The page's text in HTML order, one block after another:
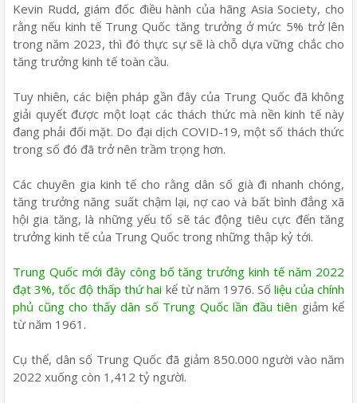
Kevin Rudd, giám đốc điều hành của hãng Asia Society, cho
rằng nếu kinh tế Trung Quốc tăng trưởng ở mức 5% trở lên
trong năm 2023, thì đó thực sự sẽ là chỗ dựa vững chắc cho
tăng trưởng kinh tế toàn cầu.
Tuy nhiên, các biện pháp gần đây của Trung Quốc đã không
giải quyết được một loạt các thách thức mà nền kinh tế này
đang phải đối mặt. Do đại dịch COVID-19, một số thách thức
trong số đó đã trở nên trầm trọng hơn.
Các chuyên gia kinh tế cho rằng dân số già đi nhanh chóng,
tăng trưởng năng suất chậm lại, nợ cao và bất bình đẳng xã
hội gia tăng, là những yếu tố sẽ tác động tiêu cực đến tăng
trưởng kinh tế của Trung Quốc trong những thập kỷ tới.
Trung Quốc mới đây công bố tăng trưởng kinh tế năm 2022
đạt 3%, tốc độ thấp thứ hai kể từ năm 1976. Số liệu của chính
phủ cũng cho thấy dân số Trung Quốc lần đầu tiên giảm kể
từ năm 1961.
Cụ thể, dân số Trung Quốc đã giảm 850.000 người vào năm
2022 xuống còn 1,412 tỷ người.